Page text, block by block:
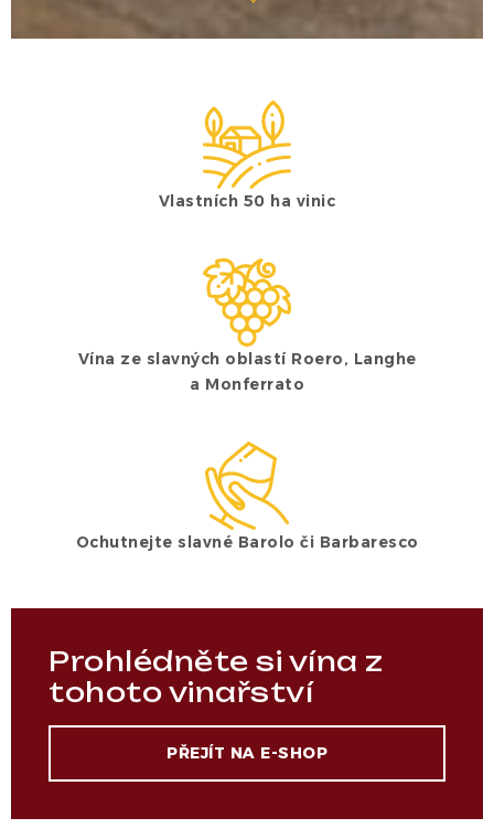
Vlastních 50 ha vinic
Vína ze slavných oblastí Roero, Langhe
a Monferrato
Ochutnejte slavné Barolo či Barbaresco
Prohlédněte si vína z
tohoto vinařství
PŘEJÍT NA E-SHOP